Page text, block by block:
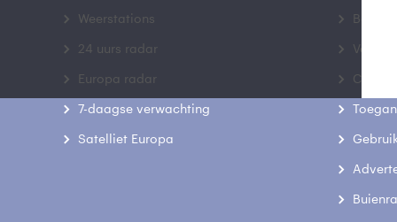
Weerstations
24 uurs radar
Europa radar
7-daagse verwachting
Satelliet Europa
Contact